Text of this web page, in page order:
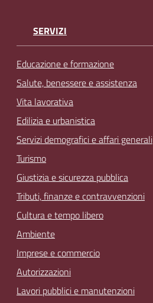
SERVIZI
Educazione e formazione
Salute, benessere e assistenza
Vita lavorativa
Edilizia e urbanistica
Servizi demografici e affari generali
Turismo
Giustizia e sicurezza pubblica
Tributi, finanze e contravvenzioni
Cultura e tempo libero
Ambiente
Imprese e commercio
Autorizzazioni
Lavori pubblici e manutenzioni